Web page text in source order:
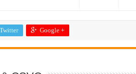
Twitter Google +